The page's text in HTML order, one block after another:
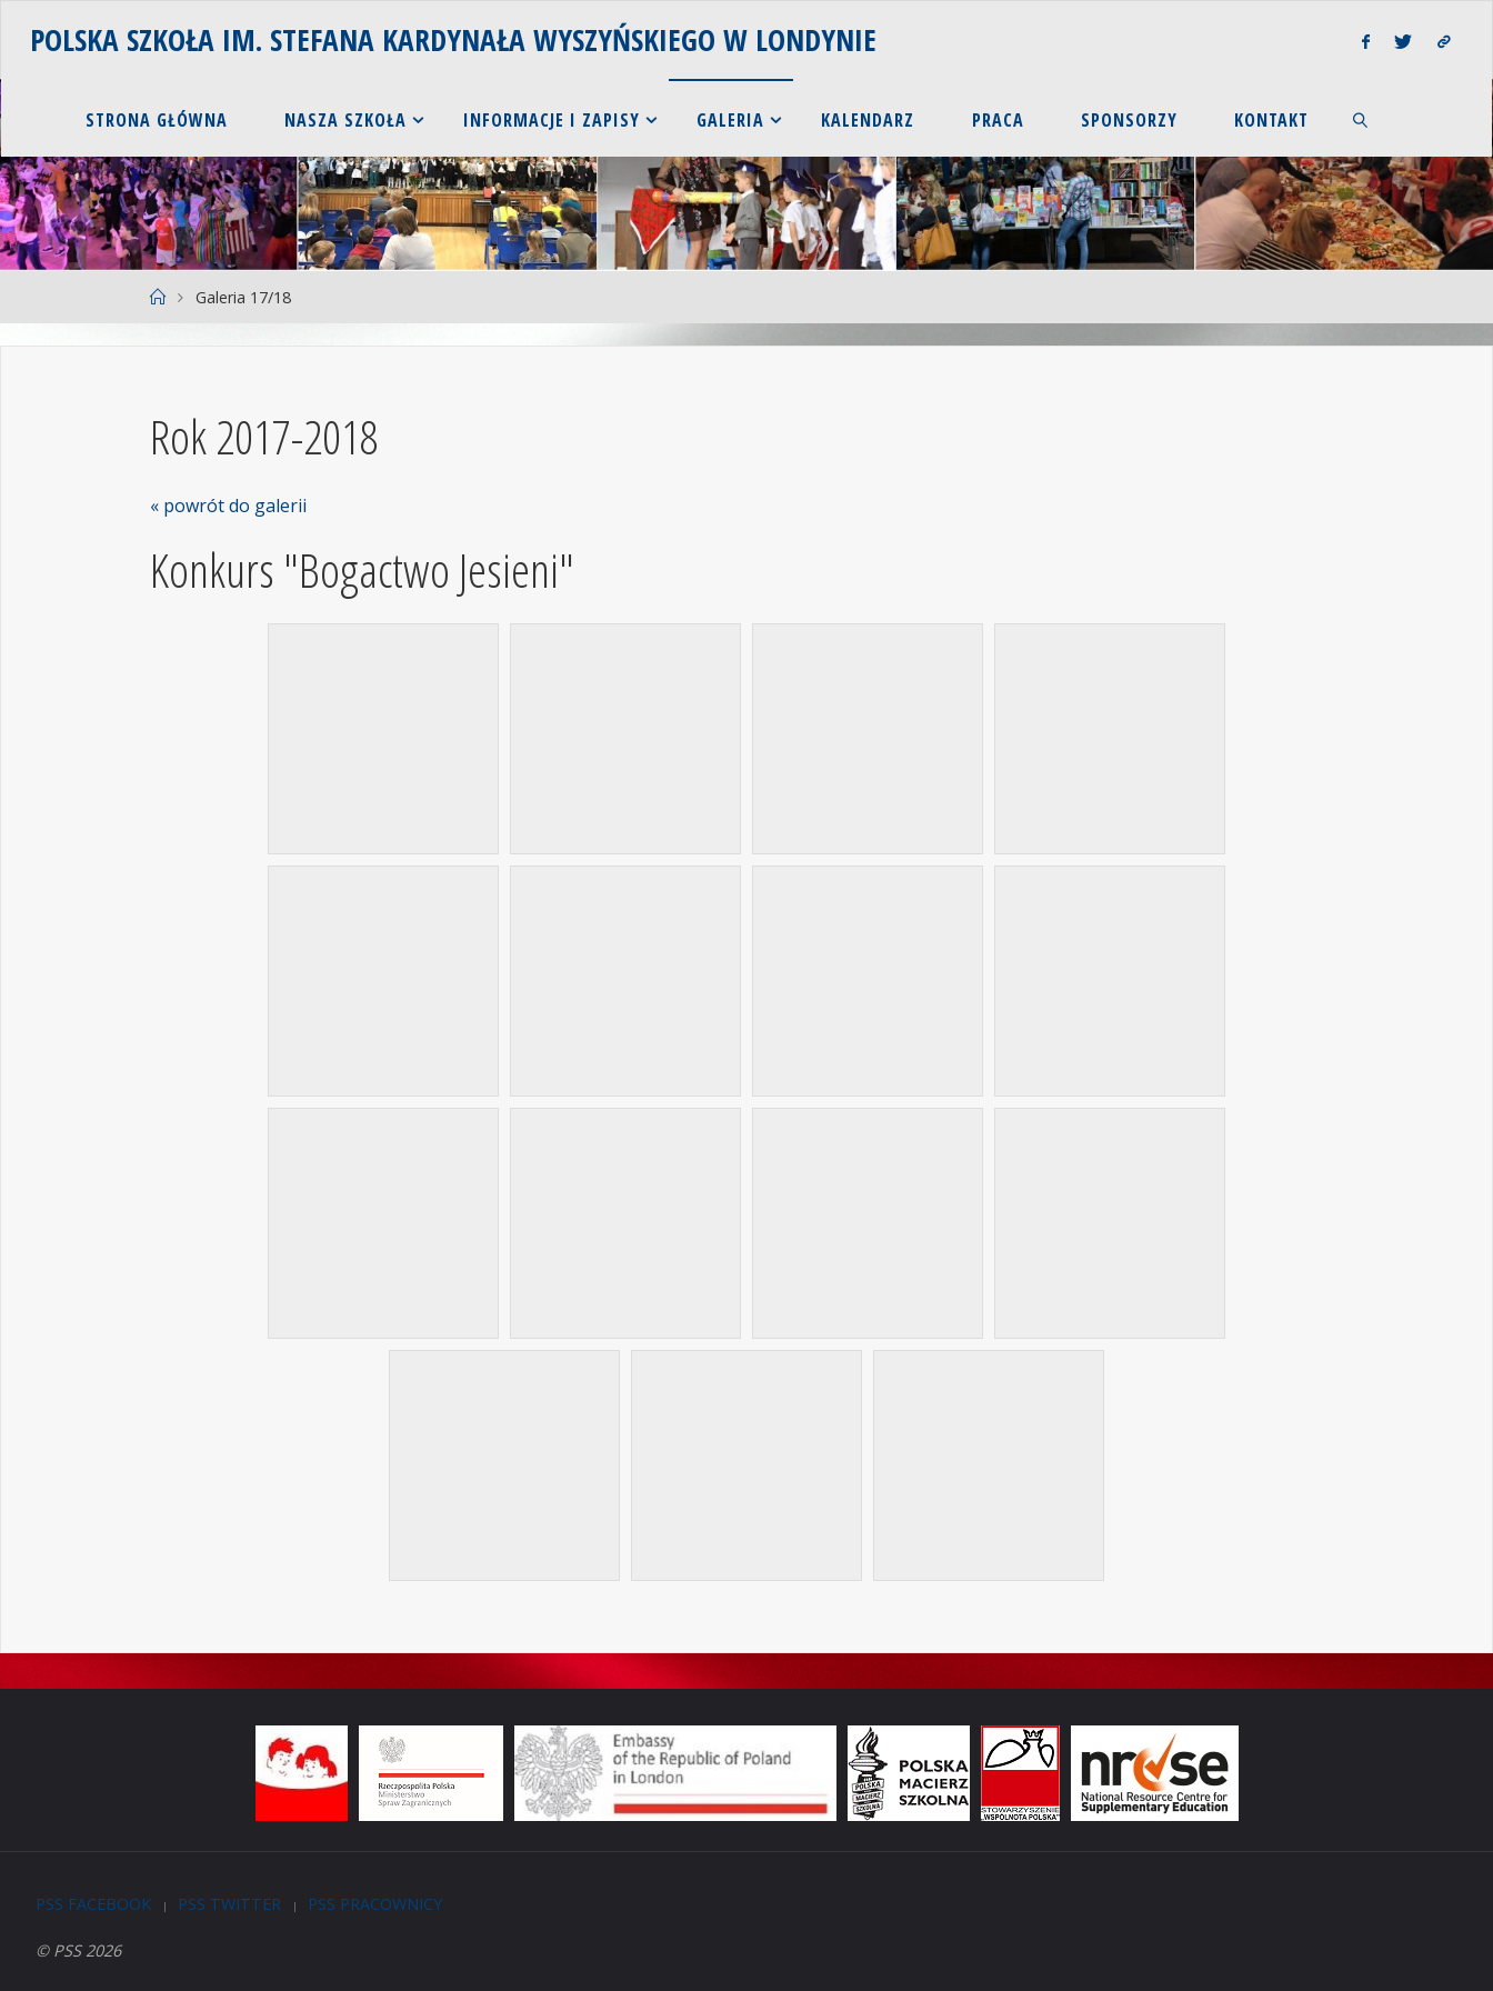
POLSKA SZKOŁA IM. STEFANA KARDYNAŁA WYSZYŃSKIEGO W LONDYNIE
STRONA GŁÓWNA NASZA SZKOŁA INFORMACJE I ZAPISY GALERIA KALENDARZ PRACA SPONSORZY KONTAKT
Galeria 17/18
Rok 2017-2018
« powrót do galerii
Konkurs "Bogactwo Jesieni"
PSS FACEBOOK | PSS TWITTER | PSS PRACOWNICY
© PSS 2026